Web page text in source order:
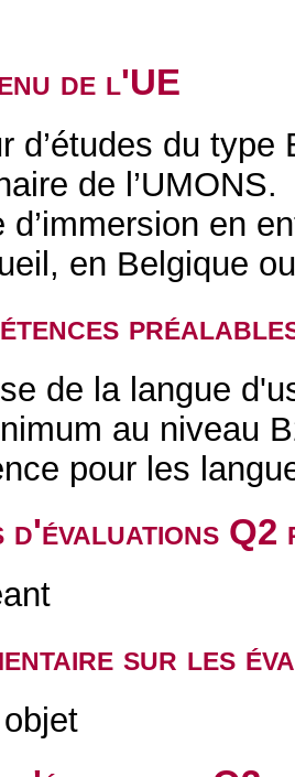
de l'UE
d’études du
de l’UMONS.
d’immersion en
en Belgique
de la langue
au niveau
pour les
d'évaluations
sur les